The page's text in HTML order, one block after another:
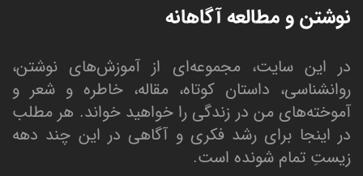
نوشتن و مطالعه آگاهانه
در این سایت، مجموعه‌ای از آموزش‌های نوشتن،
روانشناسی، داستان کوتاه، مقاله، خاطره و شعر و
آموخته‌های من در زندگی را خواهید خواند. هر مطلب
در اینجا برای رشد فکری و آگاهی در این چند دهه
زیستِ تمام شونده است.